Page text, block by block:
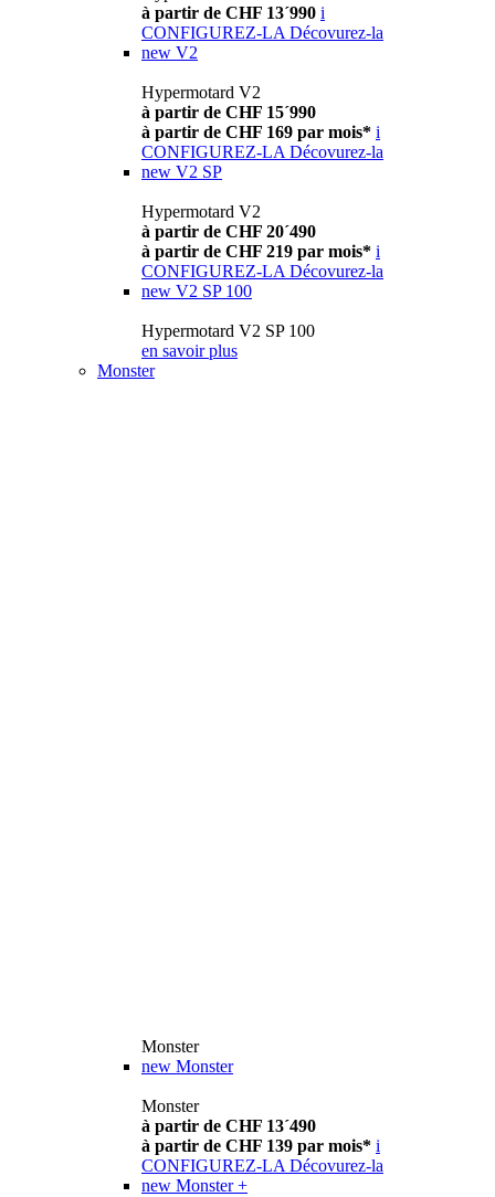
à partir de CHF 13´990 i
CONFIGUREZ-LA Décovurez-la
new V2
Hypermotard V2
à partir de CHF 15´990
à partir de CHF 169 par mois* i
CONFIGUREZ-LA Décovurez-la
new V2 SP
Hypermotard V2
à partir de CHF 20´490
à partir de CHF 219 par mois* i
CONFIGUREZ-LA Décovurez-la
new V2 SP 100
Hypermotard V2 SP 100
en savoir plus
Monster
Monster
new Monster
Monster
à partir de CHF 13´490
à partir de CHF 139 par mois* i
CONFIGUREZ-LA Décovurez-la
new Monster +